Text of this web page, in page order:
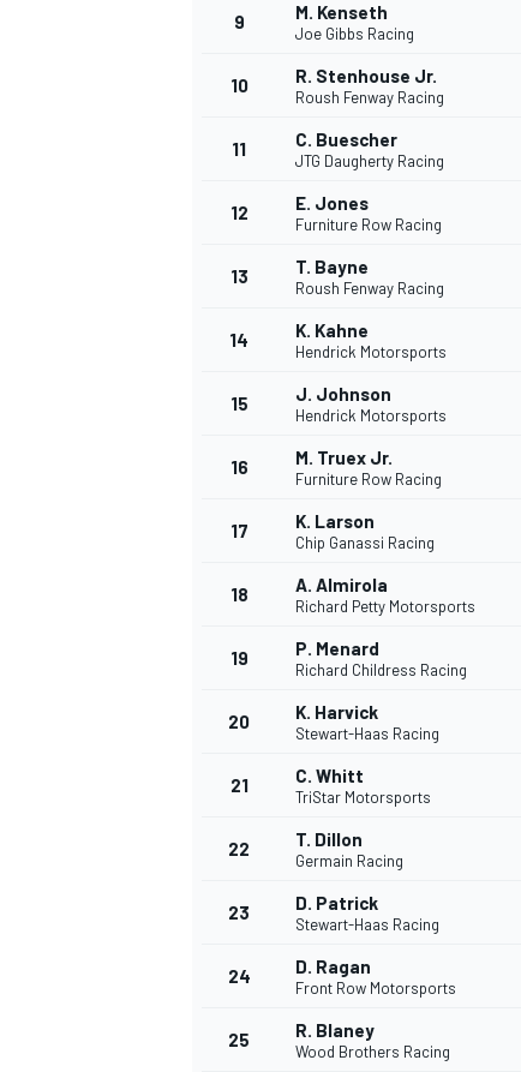
FÓRMULA E
9 M. Kenseth
Joe Gibbs Racing
10 R. Stenhouse Jr.
Roush Fenway Racing
11 C. Buescher
JTG Daugherty Racing
12 E. Jones
Furniture Row Racing
13 T. Bayne
Roush Fenway Racing
14 K. Kahne
Hendrick Motorsports
15 J. Johnson
Hendrick Motorsports
16 M. Truex Jr.
Furniture Row Racing
17 K. Larson
Chip Ganassi Racing
18 A. Almirola
Richard Petty Motorsports
19 P. Menard
Richard Childress Racing
20 K. Harvick
Stewart-Haas Racing
21 C. Whitt
TriStar Motorsports
22 T. Dillon
Germain Racing
23 D. Patrick
Stewart-Haas Racing
24 D. Ragan
Front Row Motorsports
25 R. Blaney
Wood Brothers Racing